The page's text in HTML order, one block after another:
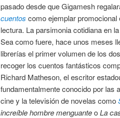
pasado desde que Gigamesh
cuentos como ejemplar promocional
lectura. La parsimonia cotidiana en
Sea como fuere, hace unos meses
librerías el primer volumen de los
recoger los cuentos fantásticos
Richard Matheson, el escritor
fundamentalmente conocido por las
cine y la televisión de novelas como
increíble hombre menguanteoLa